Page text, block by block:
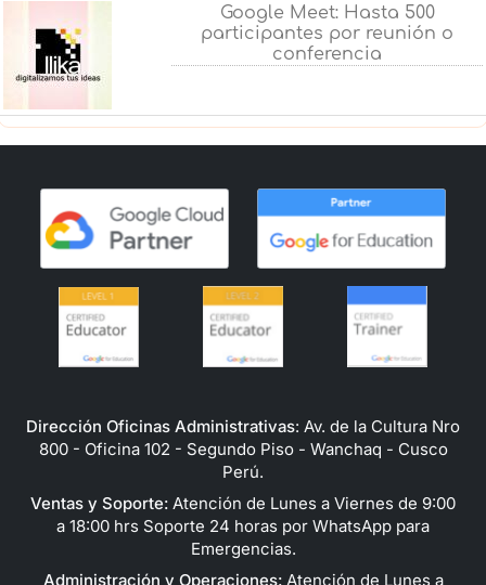
Google Meet: Hasta 500
participantes por reunión o
conferencia
Dirección Oficinas Administrativas: Av. de la Cultura Nro
800 - Oficina 102 - Segundo Piso - Wanchaq - Cusco
Perú.
Ventas y Soporte: Atención de Lunes a Viernes de 9:00
a 18:00 hrs Soporte 24 horas por WhatsApp para
Emergencias.
Administración y Operaciones:Atención de Lunes a